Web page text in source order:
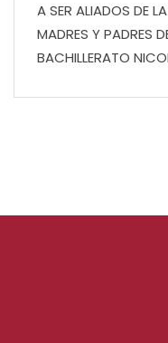
A SER ALIADOS DE
MADRES Y PADRES
BACHILLERATO